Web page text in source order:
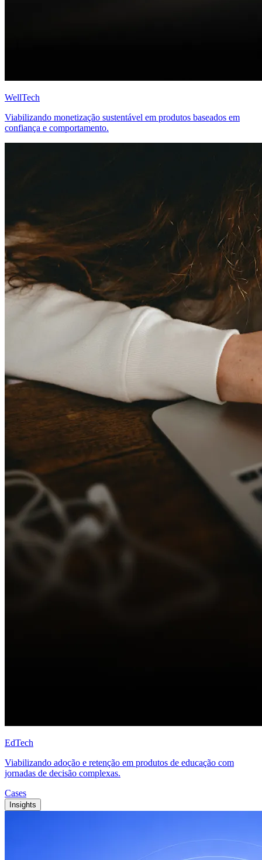
WellTech
Viabilizando monetização sustentável em produtos baseados em
confiança e comportamento.
EdTech
Viabilizando adoção e retenção em produtos de educação com
jornadas de decisão complexas.
Cases
Insights